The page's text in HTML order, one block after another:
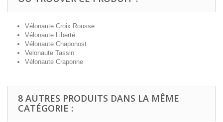
Vélonaute Croix Rousse
Vélonaute Liberté
Vélonaute Chaponost
Velonaute Tassin
Vélonaute Craponne
8 AUTRES PRODUITS DANS LA MÊME
CATÉGORIE :